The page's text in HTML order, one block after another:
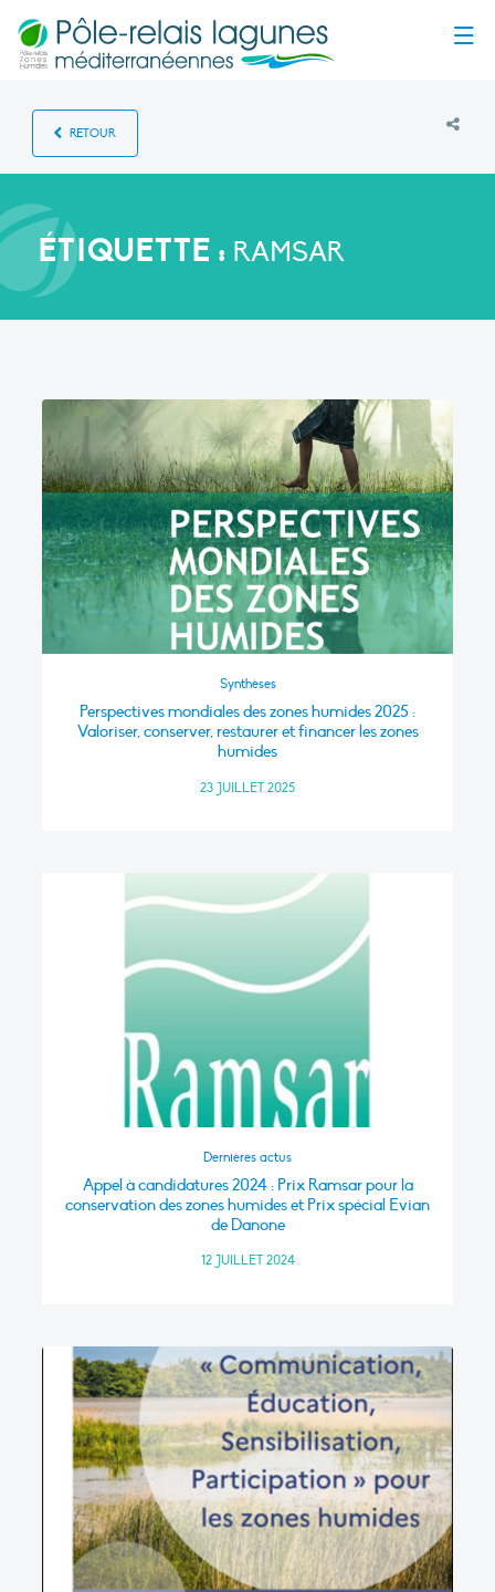
RETOUR
ÉTIQUETTE : RAMSAR
Synthèses
Perspectives mondiales des zones humides 2025 :
Valoriser, conserver, restaurer et financer les zones
humides
23 JUILLET 2025
Dernières actus
Appel à candidatures 2024 : Prix Ramsar pour la
conservation des zones humides et Prix spécial Evian
de Danone
12 JUILLET 2024